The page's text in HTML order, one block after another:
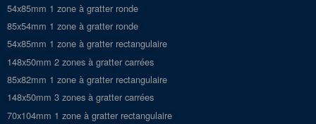
54x85mm 1 zone à gratter ronde
85x54mm 1 zone à gratter ronde
54x85mm 1 zone à gratter rectangulaire
148x50mm 2 zones à gratter carrées
85x82mm 1 zone à gratter rectangulaire
148x50mm 3 zones à gratter carrées
70x104mm 1 zone à gratter rectangulaire